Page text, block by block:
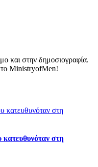
και στην δημοσιογραφία.
MinistryofMen!
στη